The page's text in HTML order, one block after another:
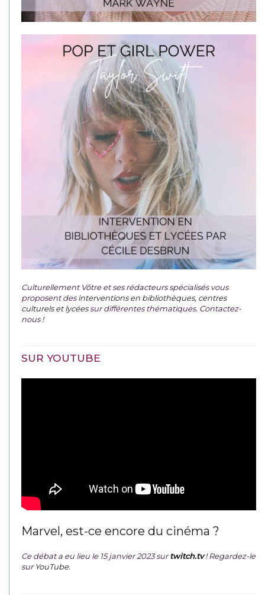
Culturellement Vôtre et ses rédacteurs spécialisés vous
proposent desinterventions en bibliothèques, centres
culturels et lycéessur différentes thématiques. Contactez-
nous !
SUR YOUTUBE
Marvel, est-ce encore du cinéma ?
Ce débat a eu lieu le 15 janvier 2023 surtwitch.tv ! Regardez-le
surYouTube.